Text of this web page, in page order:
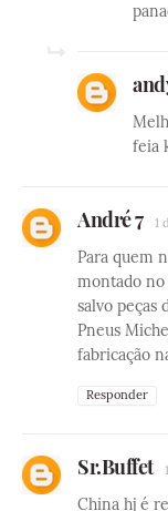
feia
André 7 1
Para quem
montado no
salvo peças
Pneus
fabricação
Responder
Sr.Buffet
China hj é